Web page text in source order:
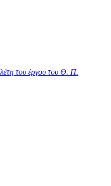
του έργου του Θ. Π.